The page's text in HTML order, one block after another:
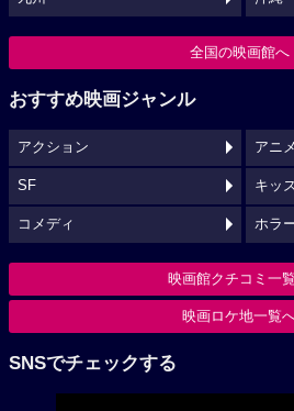
全国の映画館へ
おすすめ映画ジャンル
アクション アニ
SF キッ
コメディ ホラ
映画館クチコミ一
映画ロケ地一覧
SNSでチェックする